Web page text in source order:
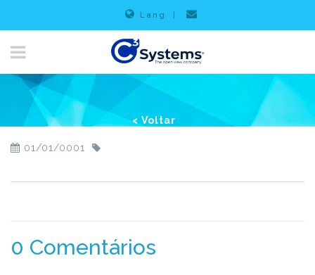
Lang
< Voltar
01/01/0001
0 Comentários